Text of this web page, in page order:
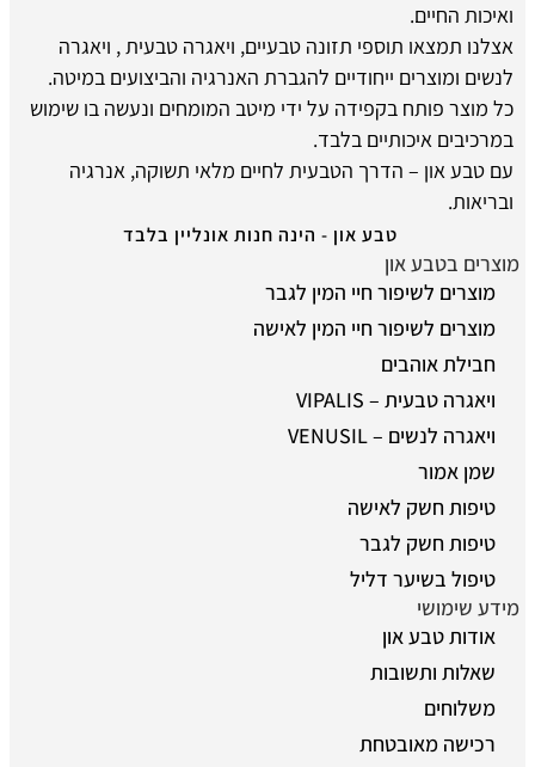
ואיכות החיים.
אצלנו תמצאו תוספי תזונה טבעיים, ויאגרה טבעית , ויאגרה
לנשים ומוצרים ייחודיים להגברת האנרגיה והביצועים במיטה.
כל מוצר פותח בקפידה על ידי מיטב המומחים ונעשה בו שימוש
במרכיבים איכותיים בלבד.
עם טבע און – הדרך הטבעית לחיים מלאי תשוקה, אנרגיה
ובריאות.
טבע און - הינה חנות אונליין בלבד
מוצרים בטבע און
מוצרים לשיפור חיי המין לגבר
מוצרים לשיפור חיי המין לאישה
חבילת אוהבים
ויאגרה טבעית – VIPALIS
ויאגרה לנשים – VENUSIL
שמן אמור
טיפות חשק לאישה
טיפות חשק לגבר
טיפול בשיער דליל
מידע שימושי
אודות טבע און
שאלות ותשובות
משלוחים
רכישה מאובטחת